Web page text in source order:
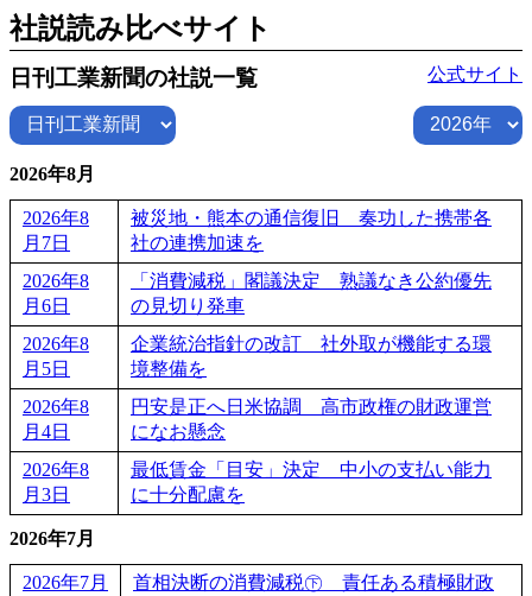
社説読み比べサイト
日刊工業新聞の社説一覧 公式サイト
2026年8月
2026年8
月7日
被災地・熊本の通信復旧 奏功した携帯各
社の連携加速を
2026年8
月6日
「消費減税」閣議決定 熟議なき公約優先
の見切り発車
2026年8
月5日
企業統治指針の改訂 社外取が機能する環
境整備を
2026年8
月4日
円安是正へ日米協調 高市政権の財政運営
になお懸念
2026年8
月3日
最低賃金「目安」決定 中小の支払い能力
に十分配慮を
2026年7月
2026年7月
首相決断の消費減税㊦ 責任ある積極財政